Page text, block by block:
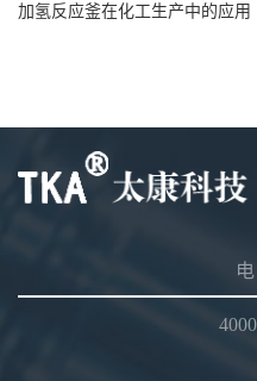
加氢反应釜在化工生产中的应用
电